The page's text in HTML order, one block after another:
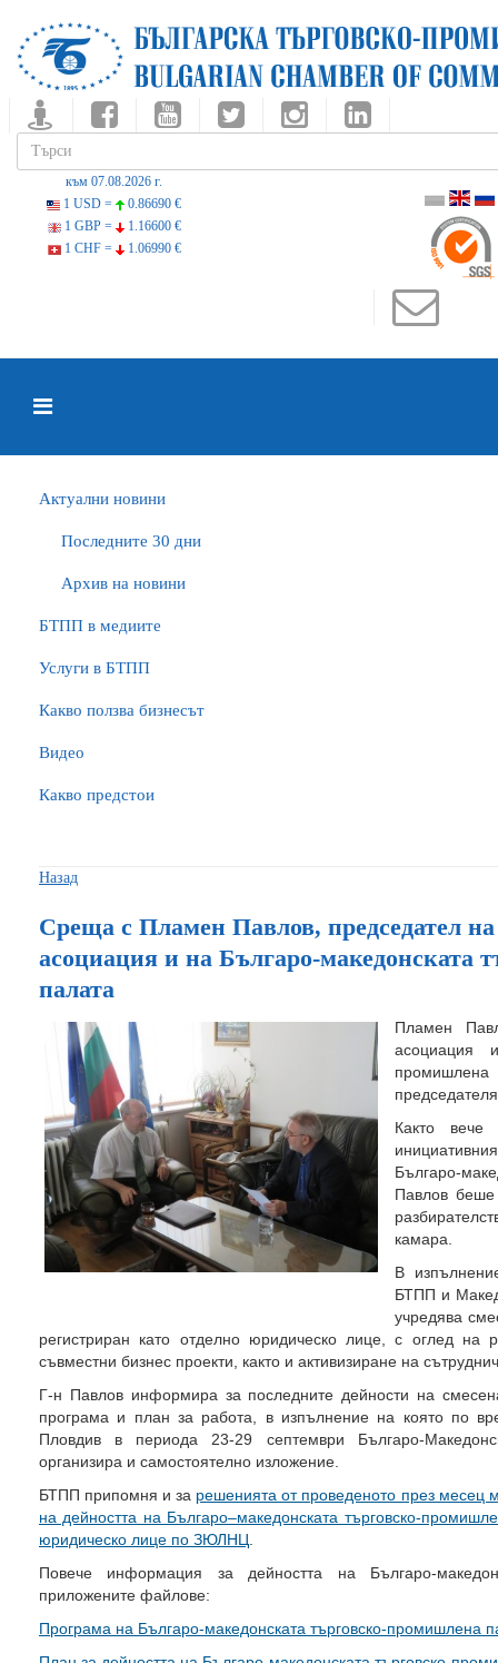
към 07.08.2026 г.
1 USD =
0.86690 €
1 GBP =
1.16600 €
1 CHF =
1.06990 €
Актуални новини
Последните 30 дни
Архив на новини
БTПП в медиите
Услуги в БТПП
Какво ползва бизнесът
Видео
Какво предстои
Назад
Среща с Пламен Павлов, председател на
асоциация и на Българо-македонската
палата
Пламен
асоциация
Както
Българо-
Павлов
камара.
В
БТПП и
учредява
регистриран като отделно юридическо лице, с оглед на
съвместни бизнес проекти, както и активизиране на
Г-н Павлов информира за последните дейности на
програма и план за работа, в изпълнение на която по
Пловдив в периода 23-29 септември Българо-
организира и самостоятелно изложение.
БТПП припомня и за решенията от проведеното през месец
на дейността на Българо–македонската търговско-
юридическо лице по ЗЮЛНЦ
Повече информация за дейността на Българо-
приложените файлове:
Програма на Българо-македонската търговско-промишлена